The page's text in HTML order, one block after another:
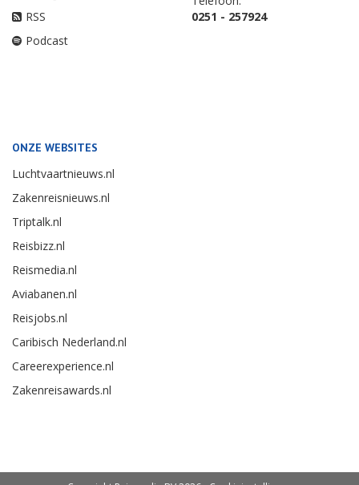
RSS
Podcast
0251 - 257924
ONZE WEBSITES
Luchtvaartnieuws.nl
Zakenreisnieuws.nl
Triptalk.nl
Reisbizz.nl
Reismedia.nl
Aviabanen.nl
Reisjobs.nl
Caribisch Nederland.nl
Careerexperience.nl
Zakenreisawards.nl